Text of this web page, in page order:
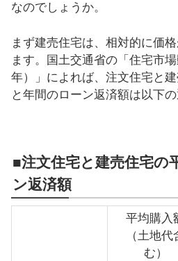
なのでしょうか。
まず建売住宅は、相対的に価
ます。国土交通省の「住宅市
年）」によれば、注文住宅と
と年間のローン返済額は以下の
■注文住宅と建売住宅の
ン返済額
平均購入
（土地代
む）